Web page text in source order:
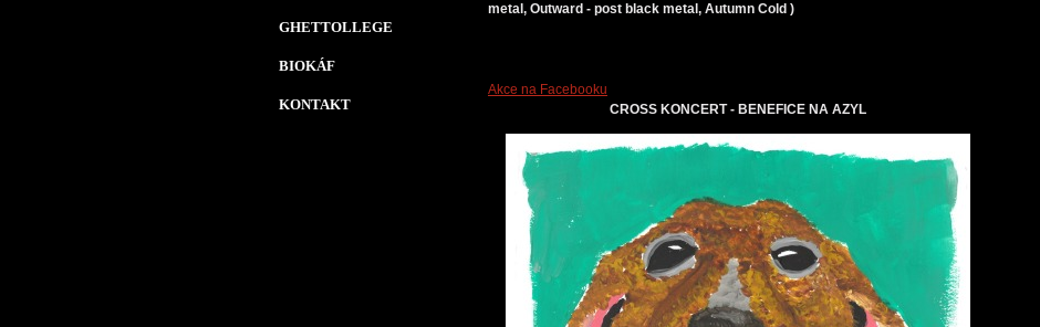
GHETTOLLEGE
BIOKÁF
KONTAKT
metal, Outward - post black metal, Autumn Cold )
Akce na Facebooku
CROSS KONCERT - BENEFICE NA AZYL